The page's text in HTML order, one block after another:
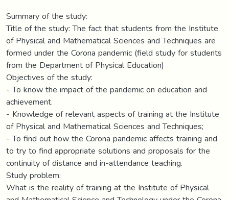
Summary of the study:
Title of the study: The fact that students from the Institute
of Physical and Mathematical Sciences and Techniques are
formed under the Corona pandemic (field study for students
from the Department of Physical Education)
Objectives of the study:
- To know the impact of the pandemic on education and
achievement.
- Knowledge of relevant aspects of training at the Institute
of Physical and Mathematical Sciences and Techniques;
- To find out how the Corona pandemic affects training and
to try to find appropriate solutions and proposals for the
continuity of distance and in-attendance teaching.
Study problem:
What is the reality of training at the Institute of Physical